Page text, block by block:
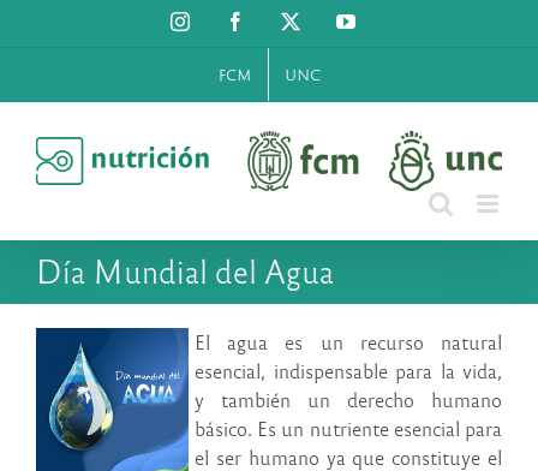
al
InstagramFacebook YouTube
FCM UNC
Día Mundial del Agua
El agua es un recurso natural
esencial, indispensable para la vida,
y también un derecho humano
básico. Es un nutriente esencial para
el ser humano ya que constituye el